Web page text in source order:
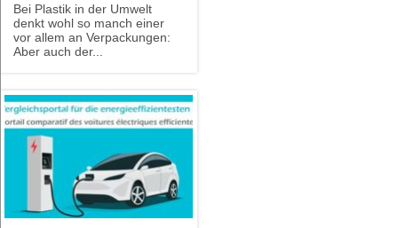
Bei Plastik in der Umwelt
denkt wohl so manch einer
vor allem an Verpackungen:
Aber auch der...